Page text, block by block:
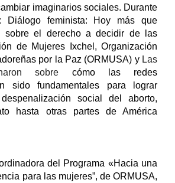
imaginarios sociales. Durante
Diálogo feminista: Hoy más que
sobre el derecho a decidir de las
de Mujeres Ixchel, Organización
por la Paz (ORMUSA) y Las
sobre cómo las redes
sido fundamentales para lograr
social del aborto,
hasta otras partes de América
del Programa «Hacia una
para las mujeres”, de ORMUSA,